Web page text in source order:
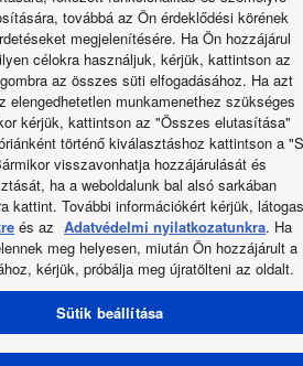
továbbá az Ön érdeklődési körének
megjelenítésére. Ha Ön hozzájárul
célokra használjuk, kérjük, kattintson az
az összes süti elfogadásához. Ha azt
elengedhetetlen munkamenethez szükséges
kérjük, kattintson az "Összes elutasítása"
történő kiválasztáshoz kattintson a
visszavonhatja hozzájárulását és
ha a weboldalunk bal alsó sarkában
kattint. További információkért kérjük,
és az Adatvédelmi nyilatkozatunkra. Ha
meg helyesen, miután Ön hozzájárult a
kérjük, próbálja meg újratölteni az oldalt.
Sütik beállítása